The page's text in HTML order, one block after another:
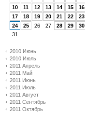
10
11 12 13 14 15
16
17
18 19 20 21 22
23
24
25 26 27 28 29
30
31
2010 Июнь
2010 Июль
2011 Апрель
2011 Май
2011 Июнь
2011 Июль
2011 Август
2011 Сентябрь
2011 Октябрь